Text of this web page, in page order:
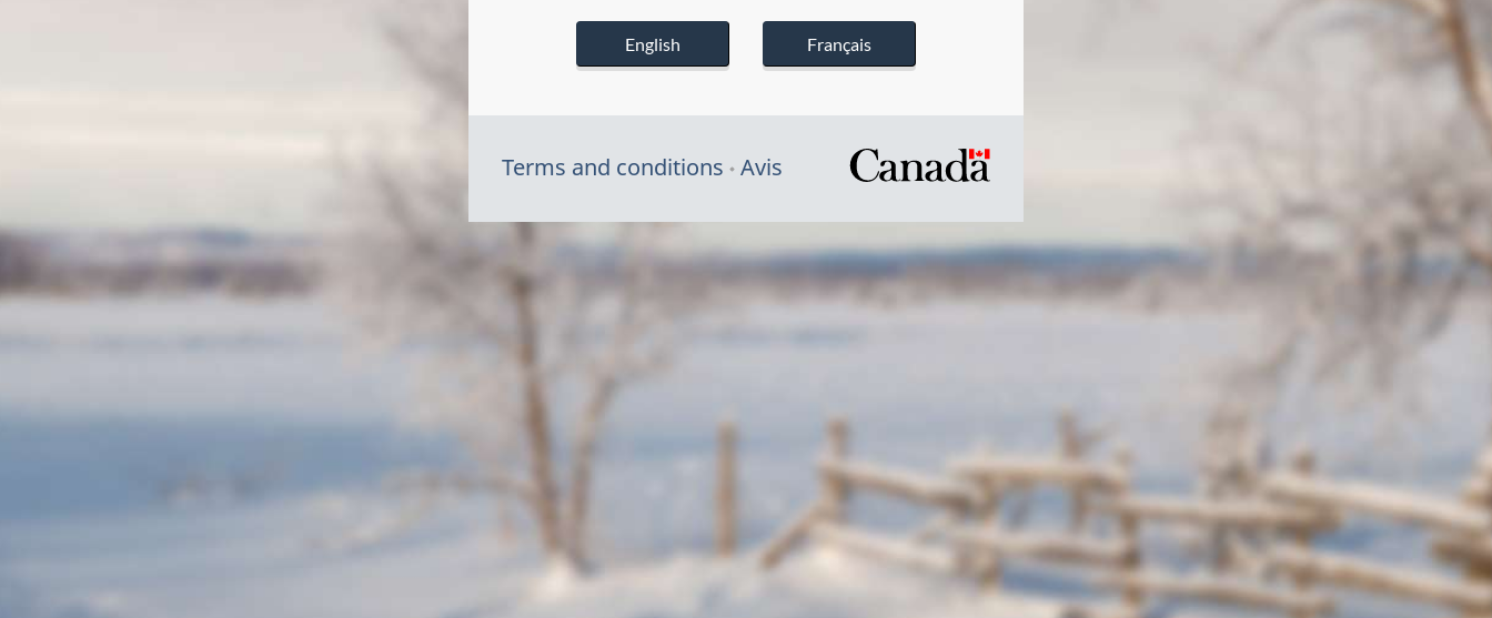
English Français
Terms and conditions Avis
/
du
gouvernement
du